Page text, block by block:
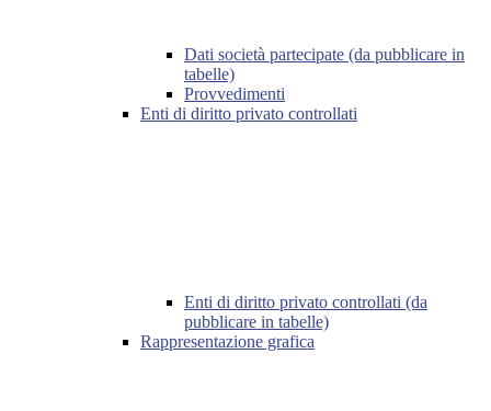
Dati società partecipate (da pubblicare in
tabelle)
Provvedimenti
Enti di diritto privato controllati
Enti di diritto privato controllati (da
pubblicare in tabelle)
Rappresentazione grafica